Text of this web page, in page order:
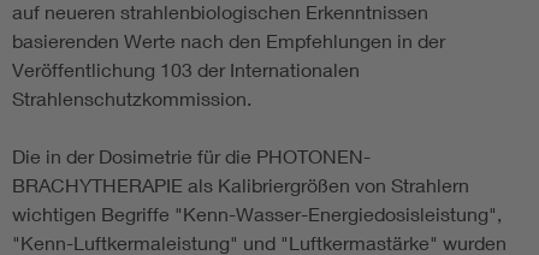
auf neueren strahlenbiologischen Erkenntnissen
basierenden Werte nach den Empfehlungen in der
Veröffentlichung 103 der Internationalen
Strahlenschutzkommission.
Die in der Dosimetrie für die PHOTONEN-
BRACHYTHERAPIE als Kalibriergrößen von Strahlern
wichtigen Begriffe "Kenn-Wasser-Energiedosisleistung",
"Kenn-Luftkermaleistung" und "Luftkermastärke" wurden